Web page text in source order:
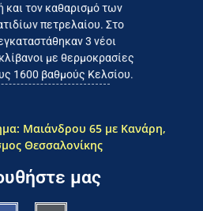
και τον καθαρισμό των
πετρελαίου. Στο
3 νέοι
με θερμοκρασίες
1600 βαθμούς Κελσίου.
Μαιάνδρου 65 με Κανάρη,
Θεσσαλονίκης
μας